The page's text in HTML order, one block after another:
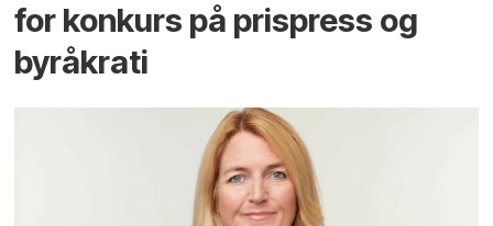
for konkurs på prispress og
byråkrati